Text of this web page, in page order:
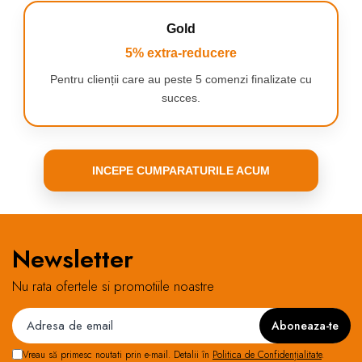
Modelul Oral-B iO 2 Laboratory White utilizează micro-vibrații
pentru a îndepărta placa bacteriană fără a agresa cavitatea bucală.
Vei simți diferența chiar de la prima utilizare:
dinți mai netezi, respirație proaspătă și acea senzație familiară de
„abia ieșit de la dentist”.
Gold
5% extra-reducere
Pentru clienții care au peste 5 comenzi finalizate cu
succes.
INCEPE CUMPARATURILE ACUM
Newsletter
Nu rata ofertele si promotiile noastre
Vreau să primesc noutati prin e-mail. Detalii în Politica de Confidențialitate.